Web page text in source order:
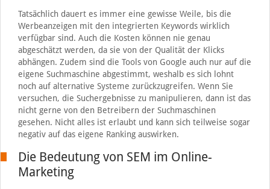
Tatsächlich dauert es immer eine gewisse Weile, bis die
Werbeanzeigen mit den integrierten Keywords wirklich
verfügbar sind. Auch die Kosten können nie genau
abgeschätzt werden, da sie von der Qualität der Klicks
abhängen. Zudem sind die Tools von Google auch nur auf die
eigene Suchmaschine abgestimmt, weshalb es sich lohnt
noch auf alternative Systeme zurückzugreifen. Wenn Sie
versuchen, die Suchergebnisse zu manipulieren, dann ist das
nicht gerne von den Betreibern der Suchmaschinen
gesehen. Nicht alles ist erlaubt und kann sich teilweise sogar
negativ auf das eigene Ranking auswirken.
Die Bedeutung von SEM im Online-
Marketing